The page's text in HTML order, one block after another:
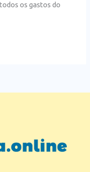
os gastos do